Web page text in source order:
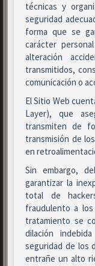
técnicas y
seguridad
forma que se
carácter
alteración
transmitidos,
comunicación o
El Sitio Web
Layer), que
transmiten de
transmisión de
en
Sin embargo,
garantizar la
total de
fraudulento a
tratamiento se
dilación
seguridad de los
entrañe un alto